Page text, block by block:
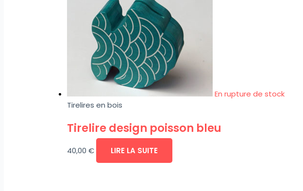
En rupture de stock
Tirelires en bois
Tirelire design poisson bleu
40,00 € LIRE LA SUITE